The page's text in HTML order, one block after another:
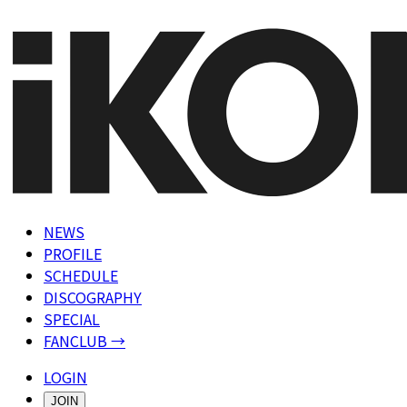
NEWS
PROFILE
SCHEDULE
DISCOGRAPHY
SPECIAL
FANCLUB →
LOGIN
JOIN